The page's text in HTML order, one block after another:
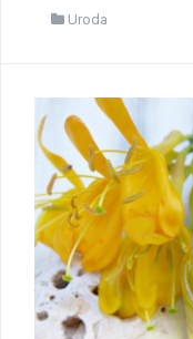
Uroda